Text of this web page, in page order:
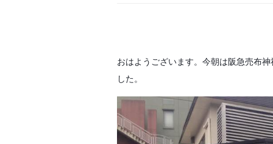
おはようございます。今朝は阪急売布
した。